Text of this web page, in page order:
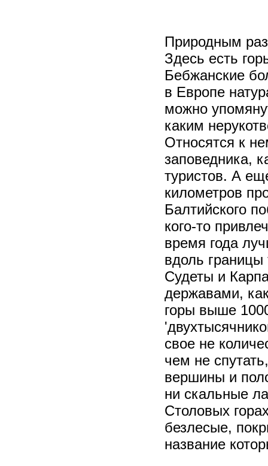
Природным
Здесь есть
Бебжанские
в Европе
можно
каким
Относятся к
заповедника,
туристов. А
километров
Балтийского
кого-то
время года
вдоль границы
Судеты и
державами,
горы выше
свое не
чем не
вершины и
ни скальные
Столовых
безлесые,
название